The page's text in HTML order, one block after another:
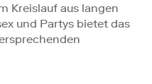
Kreislauf aus langen
und Partys bietet das